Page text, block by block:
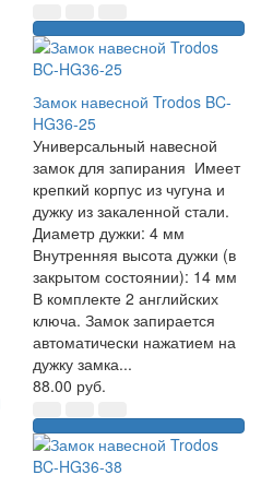
Замок навесной Trodos BC-
HG36-25
Универсальный навесной
замок для запирания Имеет
крепкий корпус из чугуна и
дужку из закаленной стали.
Диаметр дужки: 4 мм
Внутренняя высота дужки (в
закрытом состоянии): 14 мм
В комплекте 2 английских
ключа. Замок запирается
автоматически нажатием на
дужку замка...
88.00 руб.